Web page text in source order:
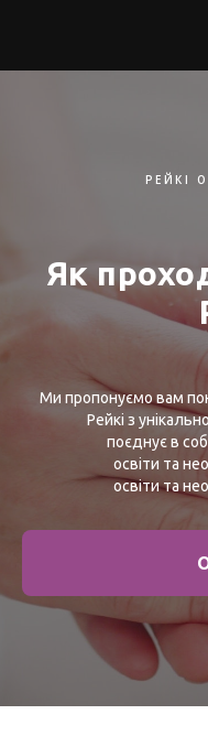
РЕЙКІ
Як
Ми пропонуємо вам
Рейкі з
поєднує в
освіти та
освіти та